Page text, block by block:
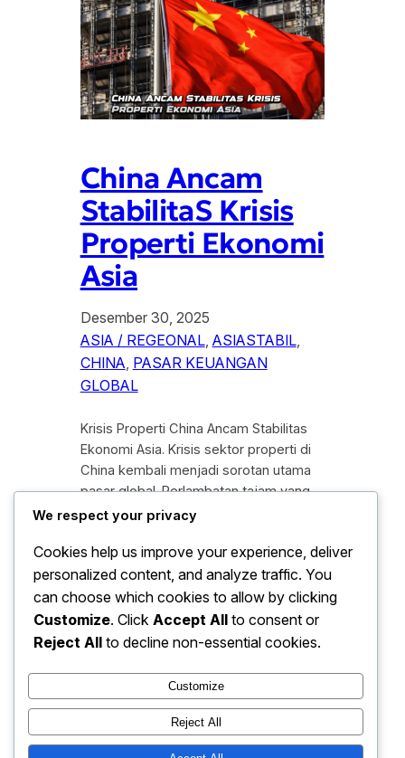
China Ancam
StabilitaS Krisis
Properti Ekonomi
Asia
Desember 30, 2025
ASIA / REGEONAL, ASIASTABIL
CHINA PASAR KEUANGAN
GLOBAL
Krisis Properti China Ancam Stabilitas
Ekonomi Asia. Krisis sektor properti di
China kembali menjadi sorotan utama
pasar global. Perlambatan tajam yang
melanda industri properti Negeri Tirai
perekonomian domestik, tetapi juga
memicu kekhawatiran serius terhadap
stabilitas ekonomi Asia secara
keseluruhan. Sebagai salah satu
penggerak utama pertumbuhan
berpotensi…
We respect your privacy
Cookies help us improve your experience, deliver
personalized content, and analyze traffic. You
can choose which cookies to allow by clicking
Customize. Click Accept All to consent or
Reject All to decline non-essential cookies.
Customize
Reject All